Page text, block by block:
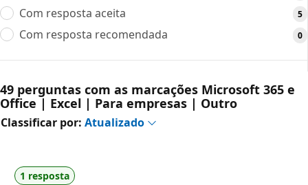
Com resposta aceita 5
Com resposta recomendada 0
49 perguntas com as marcações Microsoft 365 e
Office | Excel | Para empresas | Outro
Classificar por: Atualizado
1 resposta